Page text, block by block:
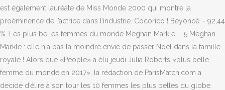
est également lauréate de Miss Monde 2000 qui montre la
proéminence de l’actrice dans l’industrie. Cocorico ! Beyoncé – 92,44
%. Les plus belles femmes du monde Meghan Markle ... 5 Meghan
Markle : elle n'a pas la moindre envie de passer Noël dans la famille
royale ! Alors que «People» a élu jeudi Julia Roberts «plus belle
femme du monde en 2017», la rédaction de ParisMatch.com a
décidé d’élire à son tour les 10 femmes les plus belles du globe.